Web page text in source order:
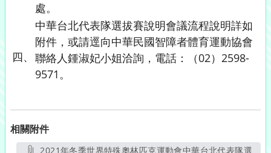
處。
四、
中華台北代表隊選拔賽說明會議流程說明詳如
附件，或請逕向中華民國智障者體育運動協會
聯絡人鍾淑妃小姐洽詢，電話：（02）2598-
9571。
相關附件
2021年冬季世界特殊奧林匹克運動會中華台北代表隊選